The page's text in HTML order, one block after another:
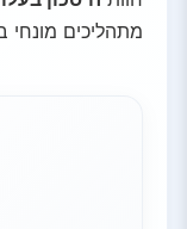
מתהליכים מונחי